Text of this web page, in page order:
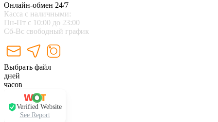
Онлайн-обмен 24/7
Касса с наличными:
Пн-Пт с 10:00 до 23:00
Сб-Вс свободный график
Выбрать файл
дней
часов
Verified Website
See Report